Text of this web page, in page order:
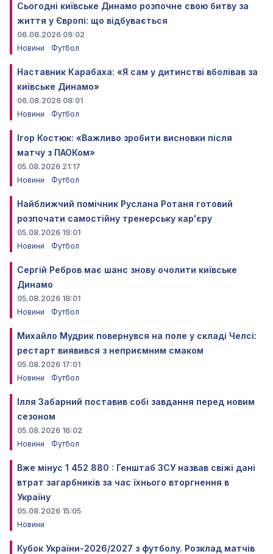
Сьогодні київське Динамо розпочне свою битву за
життя у Європі: що відбувається
06.08.2026 09:02
Новини
Футбол
Наставник Карабаха: «Я сам у дитинстві вболівав за
київське Динамо»
06.08.2026 08:01
Новини
Футбол
Ігор Костюк: «Важливо зробити висновки після
матчу з ПАОКом»
05.08.2026 21:17
Новини
Футбол
Найближчий помічник Руслана Ротаня готовий
розпочати самостійну тренерську кар'єру
05.08.2026 19:01
Новини
Футбол
Сергій Ребров має шанс знову очолити київське
Динамо
05.08.2026 18:01
Новини
Футбол
Михайло Мудрик повернувся на поле у складі Челсі:
рестарт виявився з неприємним смаком
05.08.2026 17:01
Новини
Футбол
Ілля Забарний поставив собі завдання перед новим
сезоном
05.08.2026 16:02
Новини
Футбол
Вже мінус 1 452 880 : Генштаб ЗСУ назвав свіжі дані
втрат загарбників за час їхнього вторгнення в
Україну
05.08.2026 15:05
Новини
Кубок України-2026/2027 з футболу. Розклад матчів